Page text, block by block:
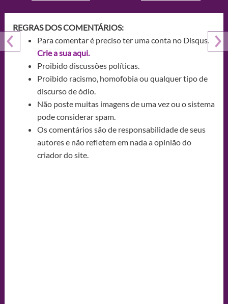
REGRAS DOS COMENTÁRIOS:
Para comentar é preciso ter uma conta no Disqus.
Crie a sua aqui.
Proibido discussões políticas.
Proibido racismo, homofobia ou qualquer tipo de
discurso de ódio.
Não poste muitas imagens de uma vez ou o sistema
pode considerar spam.
Os comentários são de responsabilidade de seus
autores e não refletem em nada a opinião do
criador do site.